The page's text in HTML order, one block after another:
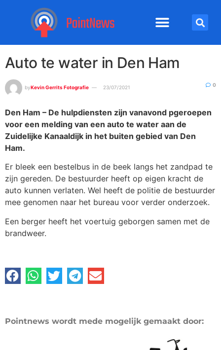
Auto te water in Den Ham
byKevin Gerrits Fotografie 23/07/2021 0
Den Ham – De hulpdiensten zijn vanavond pgeroepen
voor een melding van een auto te water aan de
Zuidelijke Kanaaldijk in het buiten gebied van Den
Ham.
Er bleek een bestelbus in de beek langs het zandpad te
zijn gereden. De bestuurder heeft op eigen kracht de
auto kunnen verlaten. Wel heeft de politie de bestuurder
mee genomen naar het bureau voor verder onderzoek.
Een berger heeft het voertuig geborgen samen met de
brandweer.
Pointnews wordt mede mogelijk gemaakt door: